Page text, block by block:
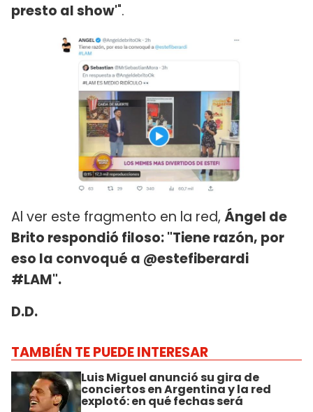
presto al show'".
Al ver este fragmento en la red, Ángel de
Brito respondió filoso: "Tiene razón, por
eso la convoqué a @estefiberardi
#LAM".
D.D.
TAMBIÉN TE PUEDE INTERESAR
Luis Miguel anunció su gira de
conciertos en Argentina y la red
explotó: en qué fechas será